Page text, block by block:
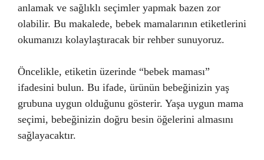
anlamak ve sağlıklı seçimler yapmak bazen zor
olabilir. Bu makalede, bebek mamalarının etiketlerini
okumanızı kolaylaştıracak bir rehber sunuyoruz.
Öncelikle, etiketin üzerinde “bebek maması”
ifadesini bulun. Bu ifade, ürünün bebeğinizin yaş
grubuna uygun olduğunu gösterir. Yaşa uygun mama
seçimi, bebeğinizin doğru besin öğelerini almasını
sağlayacaktır.